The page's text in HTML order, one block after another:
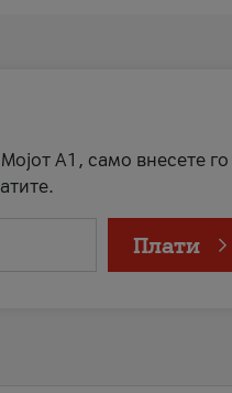
А1, само внесете го
Плати